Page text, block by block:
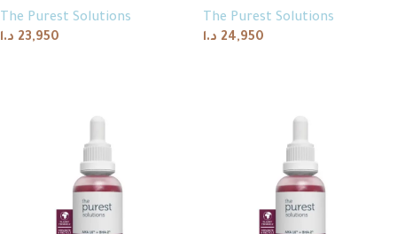
The Purest Solutions
23,950 د.ا
The Purest Solutions
24,950 د.ا